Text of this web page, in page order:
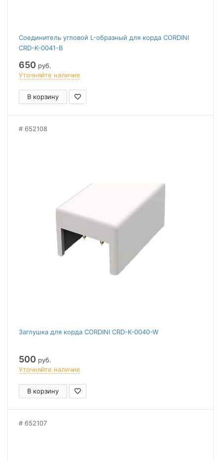
Соединитель угловой L-образный для корда CORDINI
CRD-K-0041-B
650 руб.
Уточняйте наличие
В корзину
652108
Заглушка для корда CORDINI CRD-K-0040-W
500 руб.
Уточняйте наличие
В корзину
652107